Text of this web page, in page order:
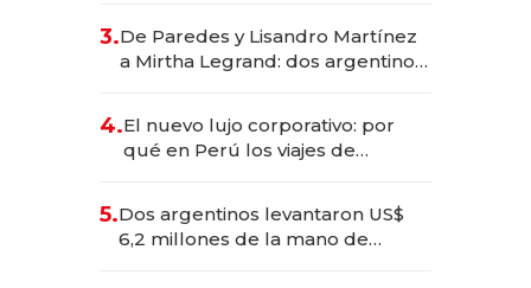
las marcas "fast premium"
3.De Paredes y Lisandro Martínez
a Mirtha Legrand: dos argentinos
4.El nuevo lujo corporativo: por
qué en Perú los viajes de
transformadoras
5.Dos argentinos levantaron US$
6,2 millones de la mano de